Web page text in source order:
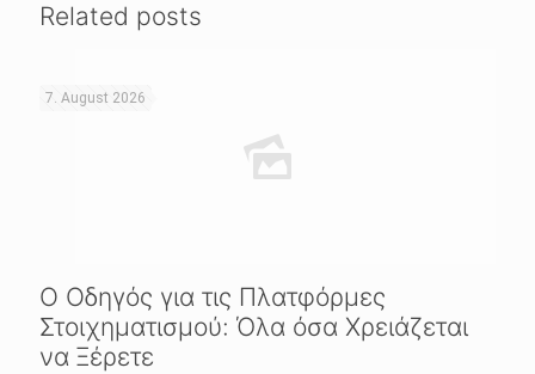
Related posts
7. August 2026
Ο Οδηγός για τις Πλατφόρμες
Στοιχηματισμού: Όλα όσα Χρειάζεται
να Ξέρετε